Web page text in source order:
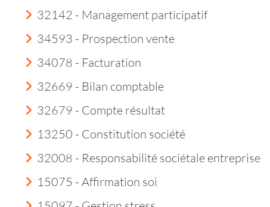
32142 - Management participatif
34593 - Prospection vente
34078 - Facturation
32669 - Bilan comptable
32679 - Compte résultat
13250 - Constitution société
32008 - Responsabilité sociétale entreprise
15075 - Affirmation soi